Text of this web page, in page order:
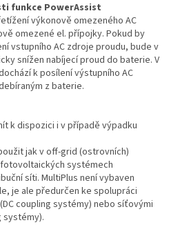
funkce PowerAssist
výkonově omezeného AC
omezené el. přípojky. Pokud by
vstupního AC zdroje proudu, bude v
snížen nabíjecí proud do baterie. V
k posílení výstupního AC
z baterie.
k dispozici i v případě výpadku
jak v off-grid (ostrovních)
systémech
síti. MultiPlus není vybaven
je ale předurčen ke spolupráci
coupling systémy) nebo síťovými
systémy).